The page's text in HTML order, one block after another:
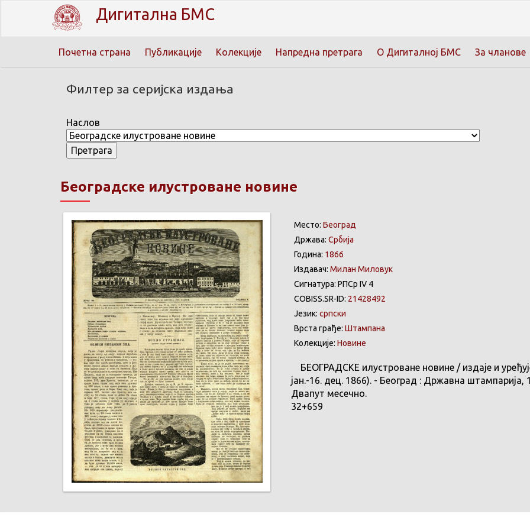
Дигитална БМС
Почетна страна Публикације Колекције Напредна претрага О Дигиталној БМС За чланове
Филтер за серијска издања
Наслов
Београдске илустроване новине
Место: Београд
Држава: Србија
Година: 1866
Издавач: Милан Миловук
Сигнатура: РПСр IV 4
COBISS.SR-ID: 21428492
Језик: српски
Врста грађе: Штампана
Колекције: Новине
БЕОГРАДСКЕ илустроване новине / издаје и
јан.-16. дец. 1866). - Београд : Државна штампарија,
Двапут месечно.
32+659